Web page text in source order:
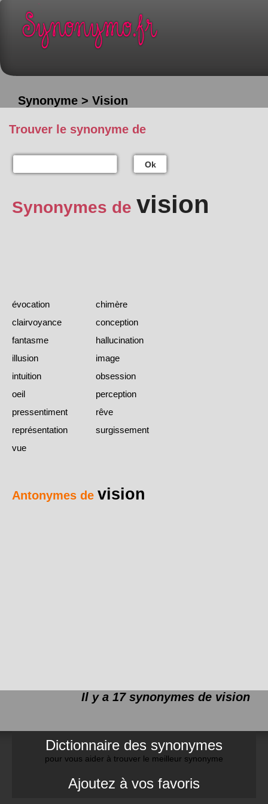
Synonyme > Vision
Trouver le synonyme de
Ok
Synonymes de vision
évocation
chimère
clairvoyance
conception
fantasme
hallucination
illusion
image
intuition
obsession
oeil
perception
pressentiment
rêve
représentation
surgissement
vue
Antonymes de vision
Il y a 17 synonymes de vision
Dictionnaire des synonymes
pour vous aider à trouver le meilleur synonyme
Ajoutez à vos favoris